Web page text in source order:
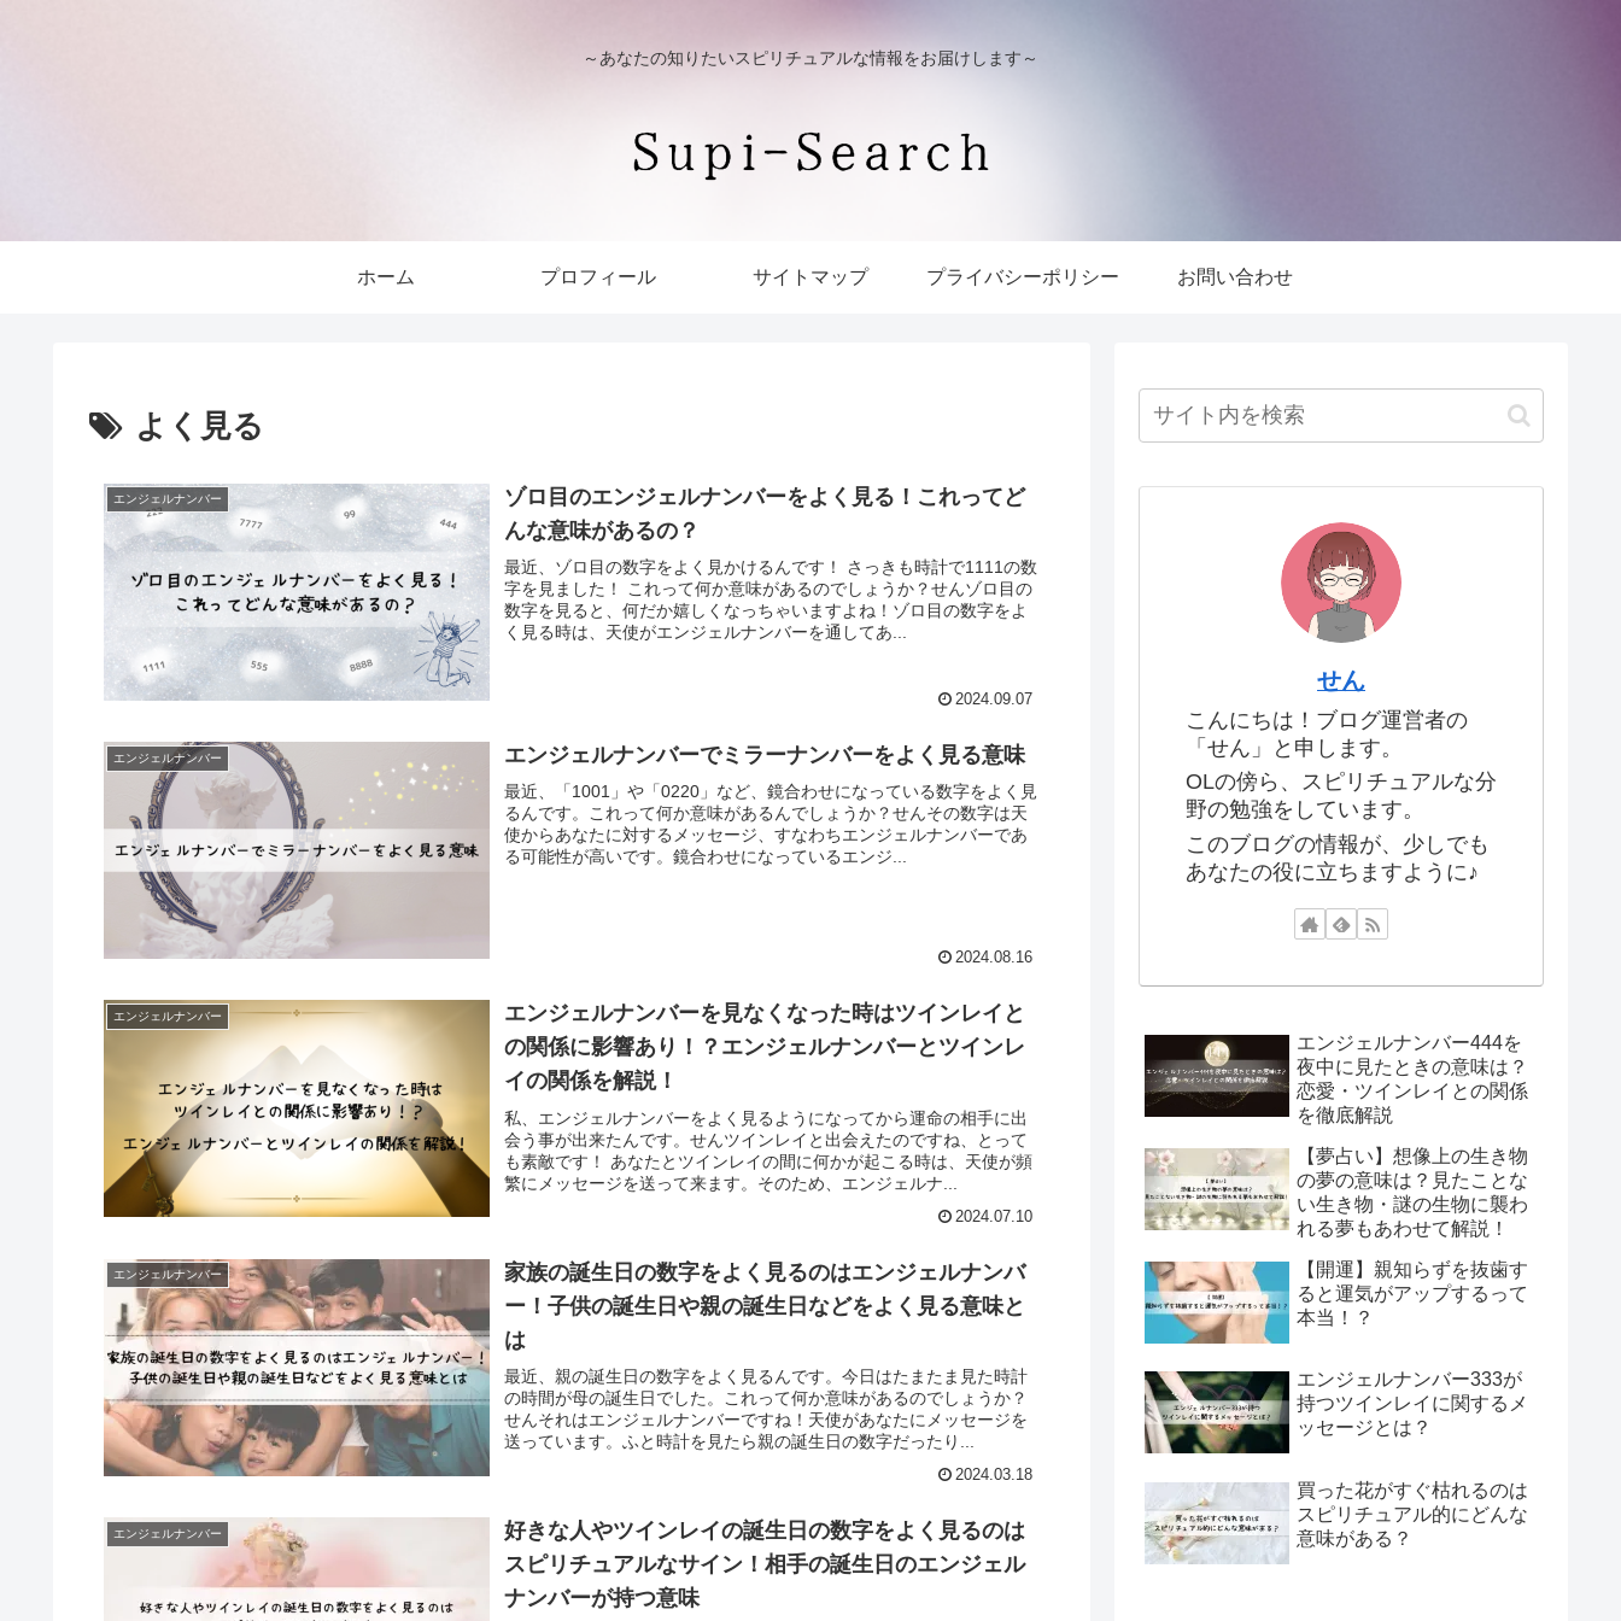
～あなたの知りたいスピリチュアルな情報をお届けします～
ホーム プロフィール サイトマップ プライバシーポリシー お問い合わせ
よく見る
エンジェルナンバー
ゾロ目のエンジェルナンバーをよく見る！これってど
んな意味があるの？
最近、ゾロ目の数字をよく見かけるんです！ さっきも時計で1111の数
字を見ました！ これって何か意味があるのでしょうか？せんゾロ目の
数字を見ると、何だか嬉しくなっちゃいますよね！ゾロ目の数字をよ
く見る時は、天使がエンジェルナンバーを通してあ...
2024.09.07
エンジェルナンバー エンジェルナンバーでミラーナンバーをよく見る意味
最近、「1001」や「0220」など、鏡合わせになっている数字をよく見
るんです。これって何か意味があるんでしょうか？せんその数字は天
使からあなたに対するメッセージ、すなわちエンジェルナンバーであ
る可能性が高いです。鏡合わせになっているエンジ...
2024.08.16
エンジェルナンバー
エンジェルナンバーを見なくなった時はツインレイと
の関係に影響あり！？エンジェルナンバーとツインレ
イの関係を解説！
私、エンジェルナンバーをよく見るようになってから運命の相手に出
会う事が出来たんです。せんツインレイと出会えたのですね、とって
も素敵です！ あなたとツインレイの間に何かが起こる時は、天使が頻
繁にメッセージを送って来ます。そのため、エンジェルナ...
2024.07.10
エンジェルナンバー
家族の誕生日の数字をよく見るのはエンジェルナンバ
ー！子供の誕生日や親の誕生日などをよく見る意味と
は
最近、親の誕生日の数字をよく見るんです。今日はたまたま見た時計
の時間が母の誕生日でした。これって何か意味があるのでしょうか？
せんそれはエンジェルナンバーですね！天使があなたにメッセージを
送っています。ふと時計を見たら親の誕生日の数字だったり...
2024.03.18
エンジェルナンバー
好きな人やツインレイの誕生日の数字をよく見るのは
スピリチュアルなサイン！相手の誕生日のエンジェル
ナンバーが持つ意味
せん
こんにちは！ブログ運営者の
「せん」と申します。
OLの傍ら、スピリチュアルな分
野の勉強をしています。
このブログの情報が、少しでも
あなたの役に立ちますように♪
エンジェルナンバー444を
夜中に見たときの意味は？
恋愛・ツインレイとの関係
を徹底解説
【夢占い】想像上の生き物
の夢の意味は？見たことな
い生き物・謎の生物に襲わ
れる夢もあわせて解説！
【開運】親知らずを抜歯す
ると運気がアップするって
本当！？
エンジェルナンバー333が
持つツインレイに関するメ
ッセージとは？
買った花がすぐ枯れるのは
スピリチュアル的にどんな
意味がある？